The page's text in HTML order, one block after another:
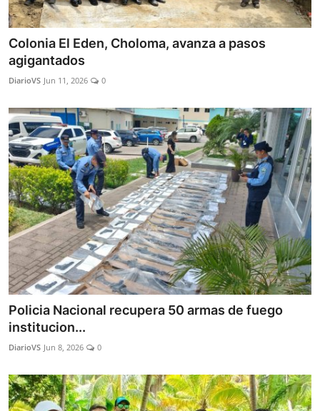
Colonia El Eden, Choloma, avanza a pasos
agigantados
DiarioVS Jun 11, 2026 0
Policia Nacional recupera 50 armas de fuego
institucion...
DiarioVS Jun 8, 2026 0